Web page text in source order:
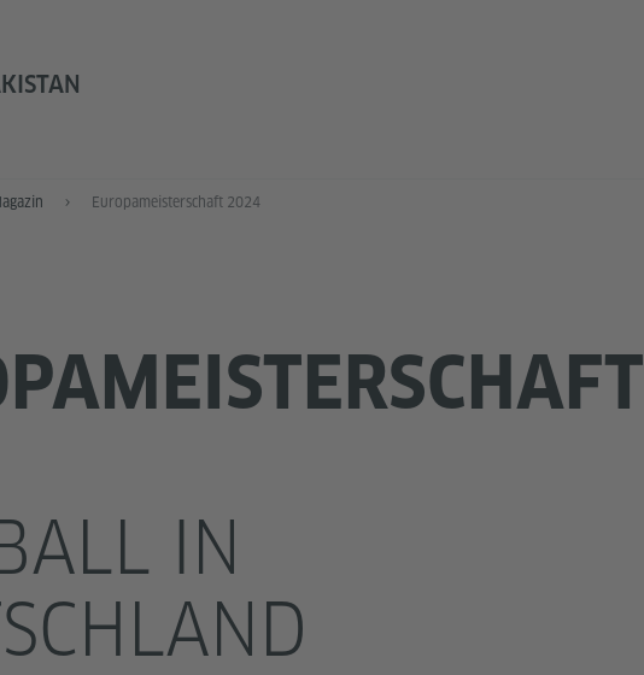
Europameisterschaft 2024
IN D